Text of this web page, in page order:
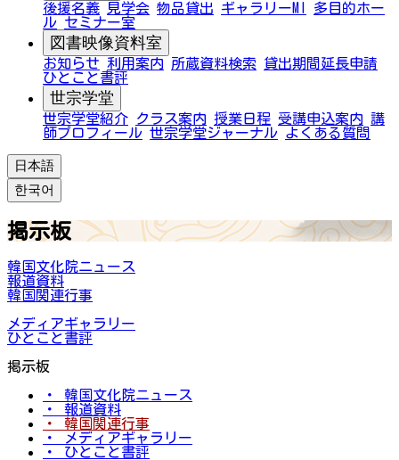
後援名義 見学会 物品貸出 ギャラリーMI
多目的ホー
ル セミナー室
図書映像資料室
お知らせ 利用案内 所蔵資料検索
貸出期間延長申請
ひとこと書評
世宗学堂
世宗学堂紹介 クラス案内 授業日程 受講申込案内 講
師プロフィール 世宗学堂ジャーナル よくある質問
日本語
한국어
掲示板
韓国文化院ニュース
報道資料
韓国関連行事
メディアギャラリー
ひとこと書評
掲示板
・ 韓国文化院ニュース
・ 報道資料
・ 韓国関連行事
・ メディアギャラリー
・ ひとこと書評